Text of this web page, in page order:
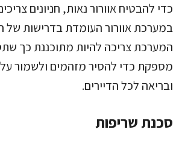
כדי להבטיח אוורור נאות, חניונים
במערכת אוורור העומדת בדרישות של
המערכת צריכה להיות מתוכננת כך
מספקת כדי להסיר מזהמים ולשמור
ובריאה לכל הדיירים.
סכנת שריפות